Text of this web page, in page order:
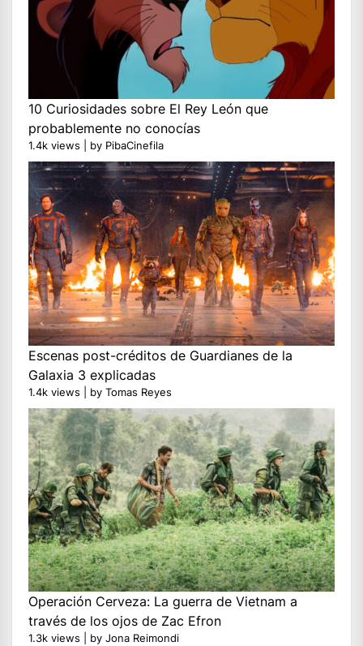
10 Curiosidades sobre El Rey León que
probablemente no conocías
1.4k views by PibaCinefila
Escenas post-créditos de Guardianes de la
Galaxia 3 explicadas
1.4k views by Tomas Reyes
Operación Cerveza: La guerra de Vietnam a
través de los ojos de Zac Efron
1.3k views by Jona Reimondi